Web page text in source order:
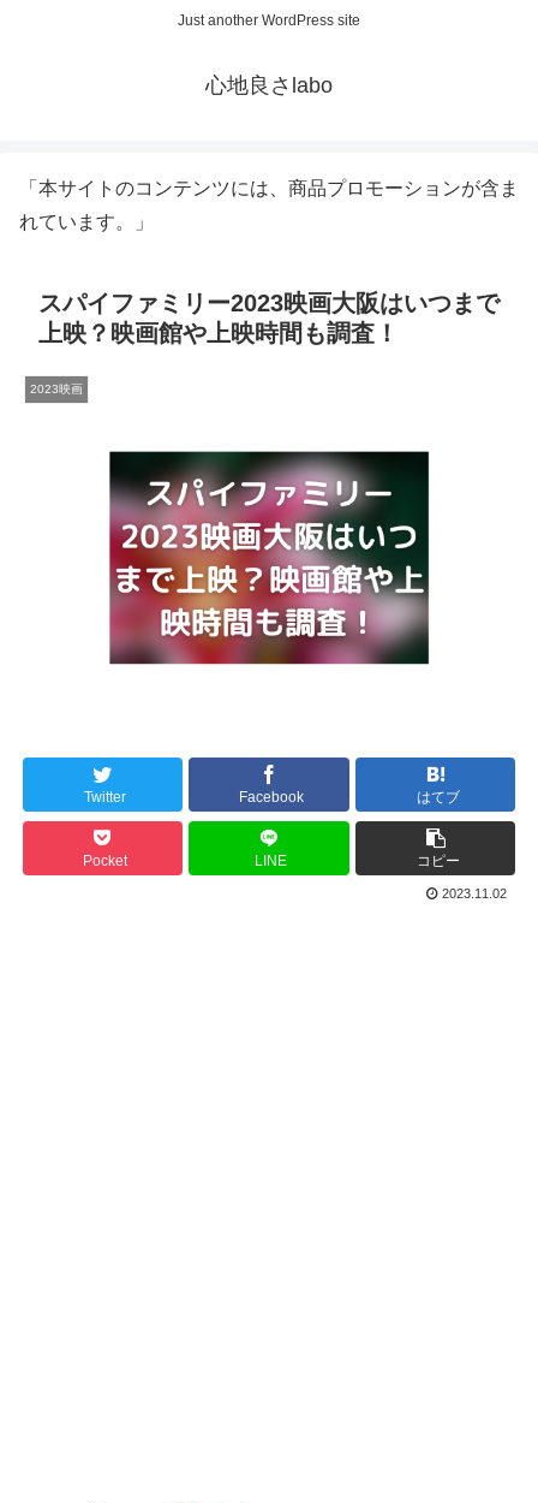
Just another WordPress site
心地良さlabo
「本サイトのコンテンツには、商品プロモーションが含ま
れています。」
スパイファミリー2023映画大阪はいつまで
上映？映画館や上映時間も調査！
2023映画
Twitter Facebook はてブ
Pocket LINE コピー
2023.11.02